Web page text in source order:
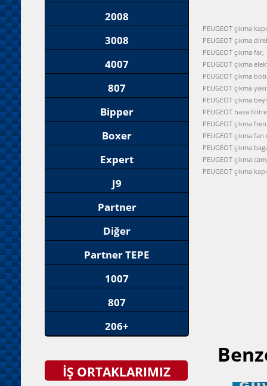
2008
3008
4007
807
Bipper
Boxer
Expert
J9
Partner
Diğer
Partner TEPE
1007
807
206+
İŞ ORTAKLARIMIZ
PEUGEOT çıkma
PEUGEOT çıkma
PEUGEOT çıkma far,
PEUGEOT çıkma
PEUGEOT çıkma
PEUGEOT çıkma
PEUGEOT çıkma
PEUGEOT hava
PEUGEOT çıkma
PEUGEOT çıkma
PEUGEOT çıkma
PEUGEOT çıkma
PEUGEOT çıkma